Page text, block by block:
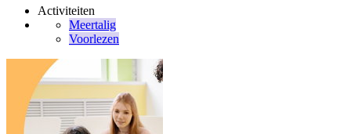
Activiteiten
Meertalig
Voorlezen